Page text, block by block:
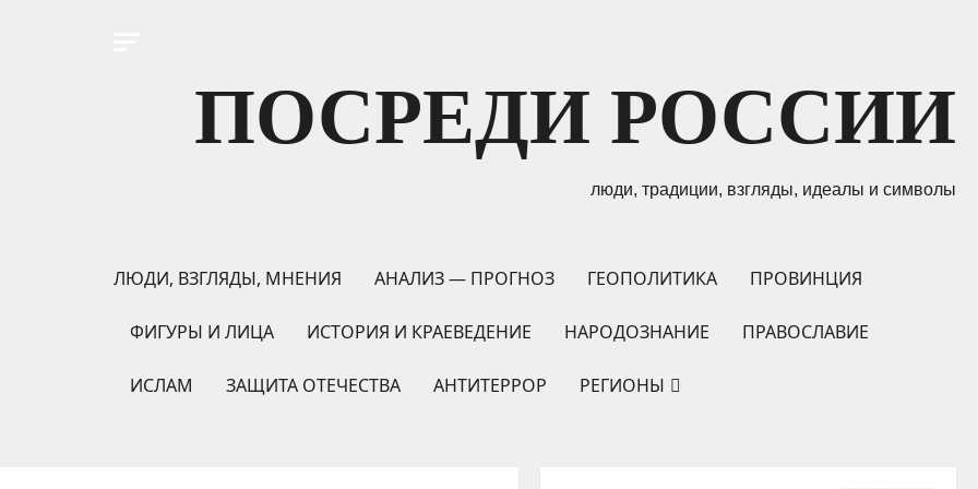
ПОСРЕДИ РОССИИ
люди, традиции, взгляды, идеалы и символы
ЛЮДИ, ВЗГЛЯДЫ, МНЕНИЯ АНАЛИЗ — ПРОГНОЗ ГЕОПОЛИТИКА ПРОВИНЦИЯ
ФИГУРЫ И ЛИЦА ИСТОРИЯ И КРАЕВЕДЕНИЕ НАРОДОЗНАНИЕ ПРАВОСЛАВИЕ
ИСЛАМ ЗАЩИТА ОТЕЧЕСТВА АНТИТЕРРОР РЕГИОНЫ